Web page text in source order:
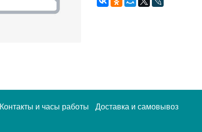
Контакты и часы работы Доставка и самовывоз